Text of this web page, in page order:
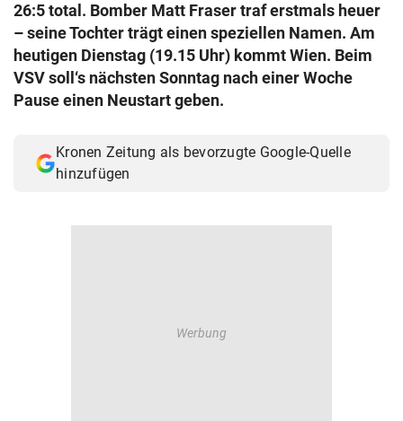
26:5 total. Bomber Matt Fraser traf erstmals heuer
– seine Tochter trägt einen speziellen Namen. Am
heutigen Dienstag (19.15 Uhr) kommt Wien. Beim
VSV soll‘s nächsten Sonntag nach einer Woche
Pause einen Neustart geben.
Kronen Zeitung als bevorzugte Google-Quelle
hinzufügen